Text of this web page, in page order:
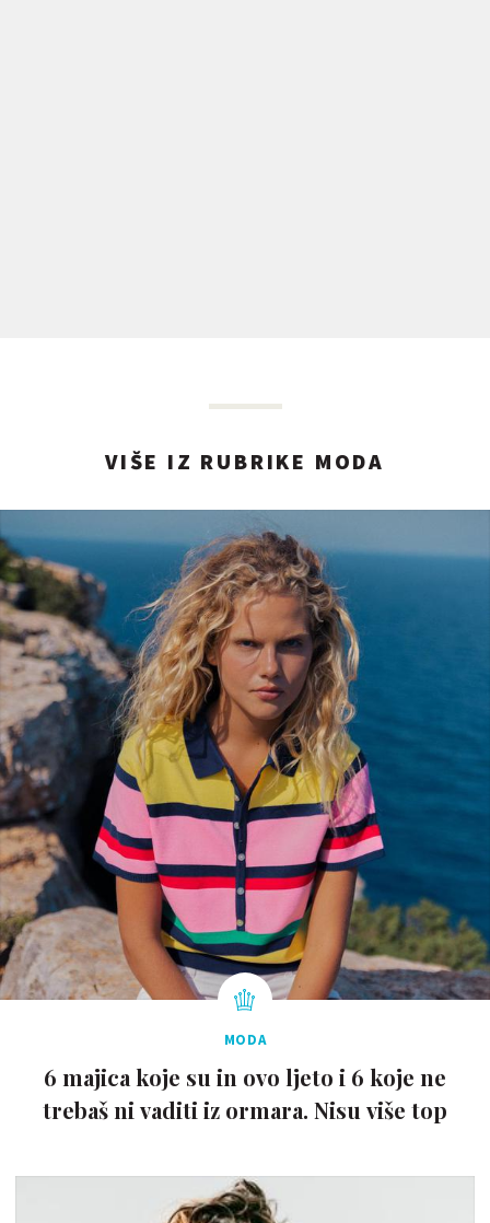
VIŠE IZ RUBRIKE MODA
MODA
6 majica koje su in ovo ljeto i 6 koje ne
trebaš ni vaditi iz ormara. Nisu više top